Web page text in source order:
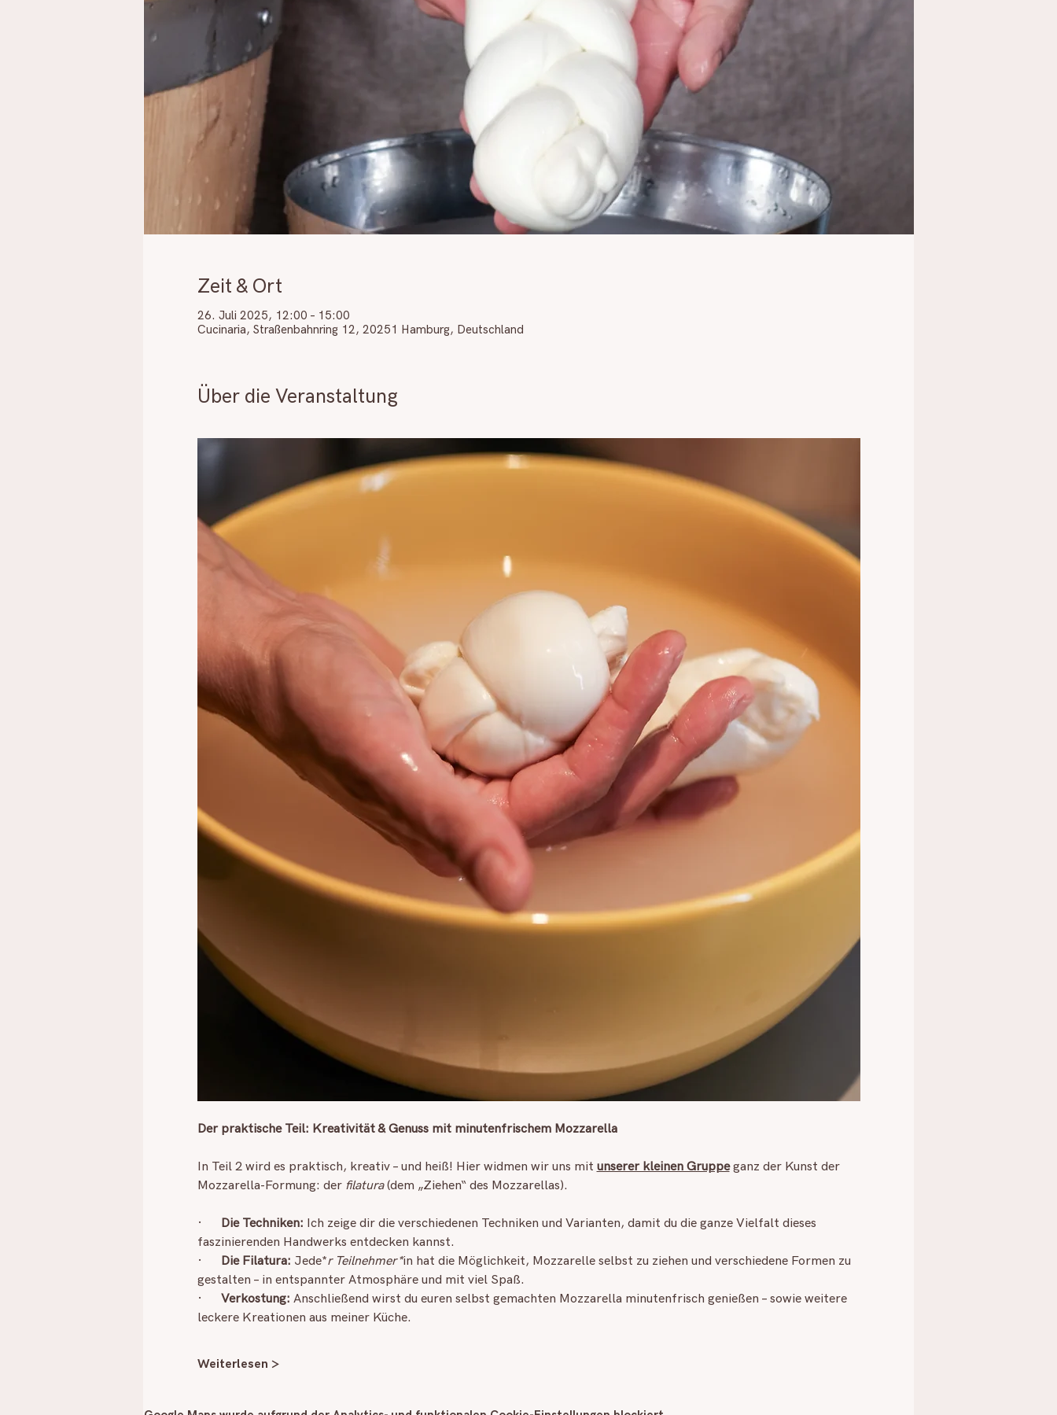
Zeit & Ort
26. Juli 2025, 12:00 – 15:00
Cucinaria, Straßenbahnring 12, 20251 Hamburg, Deutschland
Über die Veranstaltung
Der praktische Teil: Kreativität & Genuss mit minutenfrischem Mozzarella
In Teil 2 wird es praktisch, kreativ – und heiß! Hier widmen wir uns mit unserer kleinen Gruppe ganz der Kunst der
Mozzarella-Formung: der filatura (dem „Ziehen“ des Mozzarellas).
· Die Techniken: Ich zeige dir die verschiedenen Techniken und Varianten, damit du die ganze Vielfalt dieses
faszinierenden Handwerks entdecken kannst.
·
Die Filatura: Jede*r Teilnehmer*in hat die Möglichkeit, Mozzarelle selbst zu ziehen und verschiedene Formen zu
gestalten – in entspannter Atmosphäre und mit viel Spaß.
· Verkostung: Anschließend wirst du euren selbst gemachten Mozzarella minutenfrisch genießen – sowie weitere
leckere Kreationen aus meiner Küche.
Weiterlesen >